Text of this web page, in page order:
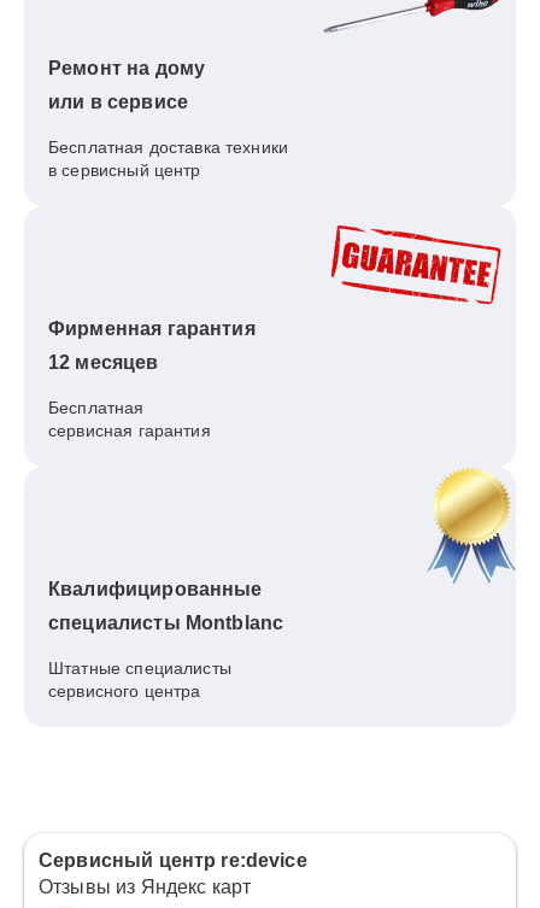
Ремонт на дому
или в сервисе
Бесплатная доставка техники
в сервисный центр
Фирменная гарантия
12 месяцев
Бесплатная
сервисная гарантия
Квалифицированные
специалисты Montblanc
Штатные специалисты
сервисного центра
Сервисный центр re:device
Отзывы из Яндекс карт